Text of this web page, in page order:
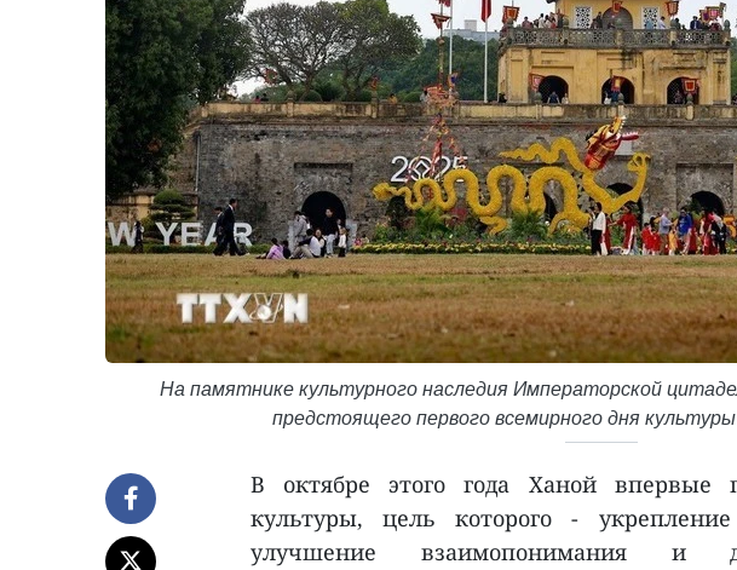
На памятнике культурного наследия Императорской
предстоящего первого всемирного дня
В октябре этого года Ханой впервые
культуры, цель которого -
улучшение взаимопонимания и